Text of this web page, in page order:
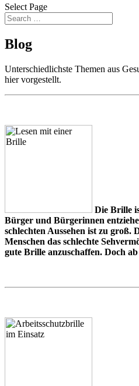
Select Page
Blog
Unterschiedlichste Themen aus
hier vorgestellt.
Die Brille
Bürger und Bürgerinnen
schlechten Aussehen ist zu groß.
Menschen das schlechte
gute Brille anzuschaffen. Doch